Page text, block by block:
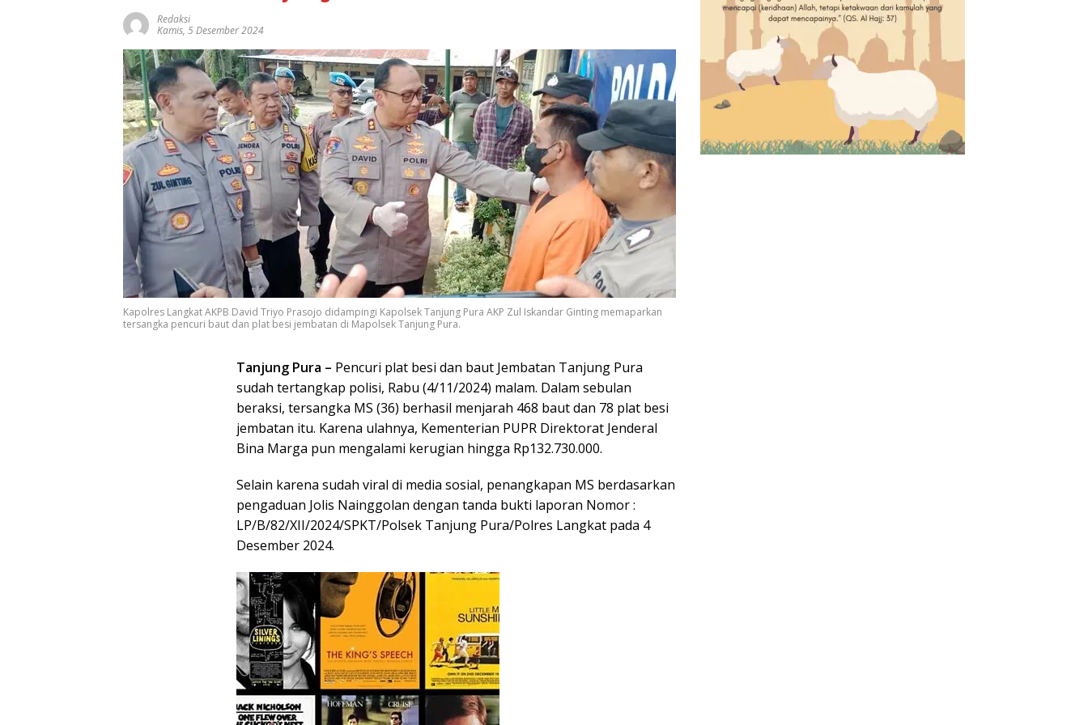
Redaksi
Kamis, 5 Desember 2024
Kapolres Langkat AKPB David Triyo Prasojo didampingi Kapolsek Tanjung Pura AKP Zul Iskandar Ginting memaparkan
tersangka pencuri baut dan plat besi jembatan di Mapolsek Tanjung Pura.
Tanjung Pura – Pencuri plat besi dan baut Jembatan Tanjung Pura
sudah tertangkap polisi, Rabu (4/11/2024) malam. Dalam sebulan
beraksi, tersangka MS (36) berhasil menjarah 468 baut dan 78 plat besi
jembatan itu. Karena ulahnya, Kementerian PUPR Direktorat Jenderal
Bina Marga pun mengalami kerugian hingga Rp132.730.000.
Selain karena sudah viral di media sosial, penangkapan MS berdasarkan
pengaduan Jolis Nainggolan dengan tanda bukti laporan Nomor :
LP/B/82/XII/2024/SPKT/Polsek Tanjung Pura/Polres Langkat pada 4
Desember 2024.